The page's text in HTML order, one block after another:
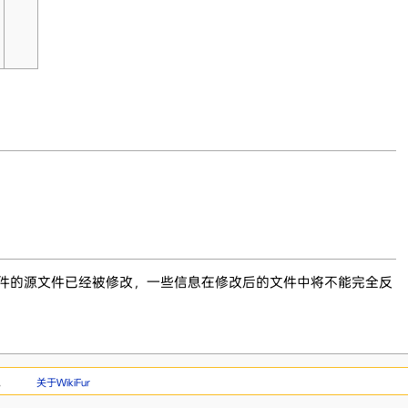
源文件已经被修改，一些信息在修改后的文件中将不能完全反
关于WikiFur